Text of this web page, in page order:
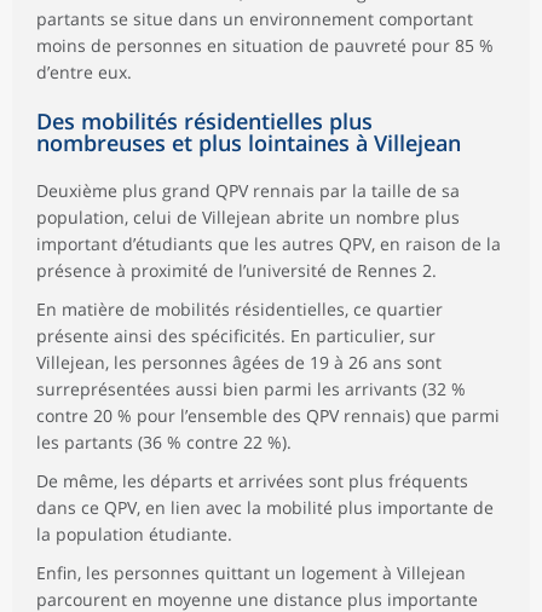
partants se situe dans un environnement comportant
moins de personnes en situation de pauvreté pour 85 %
d’entre eux.
Des mobilités résidentielles plus
nombreuses et plus lointaines à Villejean
Deuxième plus grand QPV rennais par la taille de sa
population, celui de Villejean abrite un nombre plus
important d’étudiants que les autres QPV, en raison de la
présence à proximité de l’université de Rennes 2.
En matière de mobilités résidentielles, ce quartier
présente ainsi des spécificités. En particulier, sur
Villejean, les personnes âgées de 19 à 26 ans sont
surreprésentées aussi bien parmi les arrivants (32 %
contre 20 % pour l’ensemble des QPV rennais) que parmi
les partants (36 % contre 22 %).
De même, les départs et arrivées sont plus fréquents
dans ce QPV, en lien avec la mobilité plus importante de
la population étudiante.
Enfin, les personnes quittant un logement à Villejean
parcourent en moyenne une distance plus importante